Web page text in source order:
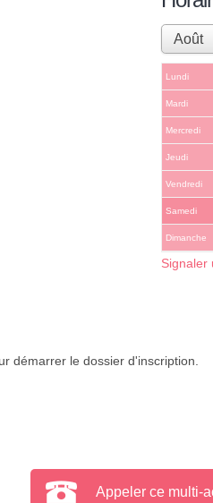
Lundi
Mardi
Mercredi
Jeudi
Vendredi
Samedi
Dimanche
Signaler
démarrer le dossier d'inscription.
Appeler ce multi-